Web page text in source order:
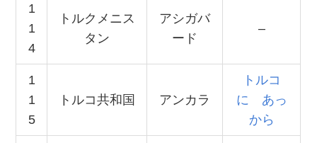
1
1
4
トルクメニス
タン
アシガバ
ード
–
1
1
5
トルコ共和国 アンカラ
トルコ
に あっ
から